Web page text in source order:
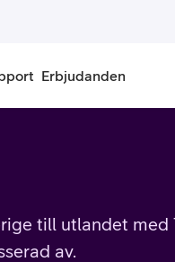
Erbjudanden
till utlandet med
av.